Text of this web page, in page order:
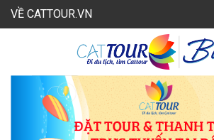
VỀ CATTOUR.VN